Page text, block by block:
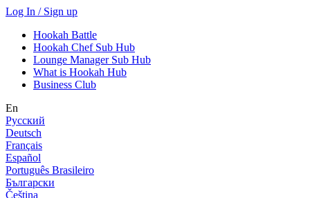
Log In / Sign up
Hookah Battle
Hookah Chef Sub Hub
Lounge Manager Sub Hub
What is Hookah Hub
Business Club
En
Русский
Deutsch
Français
Español
Português Brasileiro
Български
Čeština